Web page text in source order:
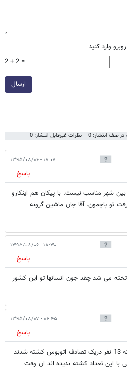
وارد کنید
2 + 2 =
ارسال
در صف انتشار: 0 نظرات غیرقابل انتشار: 0
۱۸:۰۷ - ۱۳۹۵/۰۸/۰۶
پاسخ
شهر مناسب نیست. با پیکان هم اینکارو
۳۷ ملیون تندر رفت تو پاچمون. آقا جان ماشین گرونه
۱۸:۳۰ - ۱۳۹۵/۰۸/۰۶
پاسخ
می شد چقد جون انسانها تو این کشور
۰۴:۴۵ - ۱۳۹۵/۰۸/۰۷
پاسخ
مقامات کالیفرنیایی چند روز قبل که 13 نفر دریک تصادف اتوبوس کشته شدند
با این تعداد کشته ندیده اند ان وقت